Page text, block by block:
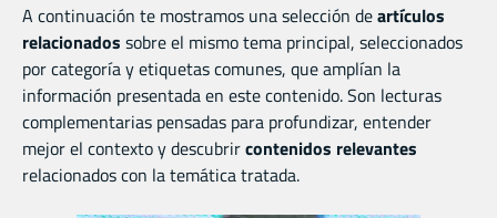
A continuación te mostramos una selección deartículos
relacionados sobre el mismo tema principal, seleccionados
por categoría y etiquetas comunes, que amplían la
información presentada en este contenido. Son lecturas
complementarias pensadas para profundizar, entender
mejor el contexto y descubrircontenidos relevantes
relacionados con la temática tratada.